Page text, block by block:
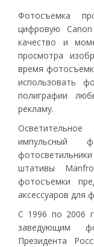
Фотосъемка
цифровую
качество и
просмотра
время
использовать
полиграфии
рекламу.
Осветительное
импульсный
штативы
фотосъемки
аксессуаров для
С 1996 по 2006
заведующим
Президента